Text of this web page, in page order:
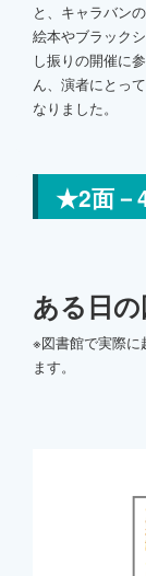
と、キャラバン
絵本やブラック
し振りの開催に
ん、演者にとっ
なりました。
★2面－
ある日
※図書館で実際に
ます。